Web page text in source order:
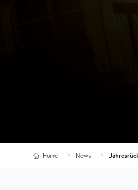
Home News